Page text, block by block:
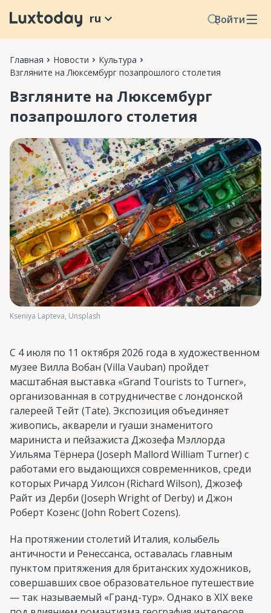
Войти
ru
Главная Новости
Культура
Взгляните на Люксембург позапрошлого столетия
Взгляните на Люксембург
позапрошлого столетия
Kseniya Lapteva, Unsplash
С 4 июля по 11 октября 2026 года в художественном
музее Вилла Вобан (Villa Vauban) пройдет
масштабная выставка «Grand Tourists to Turner»,
организованная в сотрудничестве с лондонской
галереей Тейт (Tate). Экспозиция объединяет
живопись, акварели и гуаши знаменитого
мариниста и пейзажиста Джозефа Мэллорда
Уильяма Тёрнера (Joseph Mallord William Turner) с
работами его выдающихся современников, среди
которых Ричард Уилсон (Richard Wilson), Джозеф
Райт из Дерби (Joseph Wright of Derby) и Джон
Роберт Козенс (John Robert Cozens).
На протяжении столетий Италия, колыбель
античности и Ренессанса, оставалась главным
пунктом притяжения для британских художников,
совершавших свое образовательное путешествие
— так называемый «Гранд-тур». Однако в XIX веке